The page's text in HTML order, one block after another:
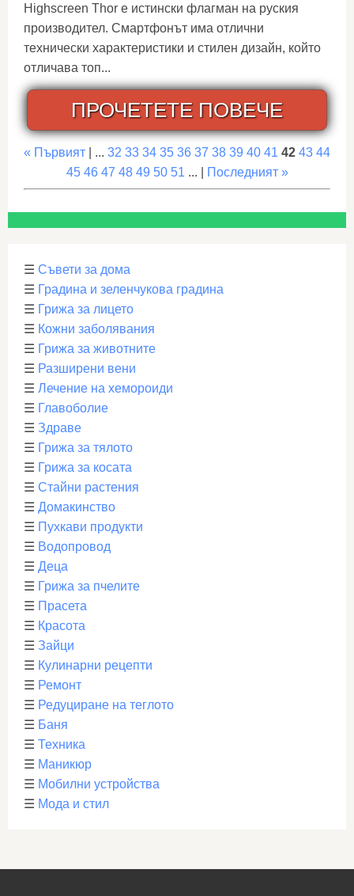
Highscreen Thor е истински флагман на руския
производител. Смартфонът има отлични
технически характеристики и стилен дизайн, който
отличава топ...
ПРОЧЕТЕТЕ ПОВЕЧЕ
« Първият | ... 32 33 34 35 36 37 38 39 40 41 42 43 44
45 46 47 48 49 50 51 ... | Последният »
☰ Съвети за дома
☰ Градина и зеленчукова градина
☰ Грижа за лицето
☰ Кожни заболявания
☰ Грижа за животните
☰ Разширени вени
☰ Лечение на хемороиди
☰ Главоболие
☰ Здраве
☰ Грижа за тялото
☰ Грижа за косата
☰ Стайни растения
☰ Домакинство
☰ Пухкави продукти
☰ Водопровод
☰ Деца
☰ Грижа за пчелите
☰ Прасета
☰ Красота
☰ Зайци
☰ Кулинарни рецепти
☰ Ремонт
☰ Редуциране на теглото
☰ Баня
☰ Техника
☰ Маникюр
☰ Мобилни устройства
☰ Мода и стил